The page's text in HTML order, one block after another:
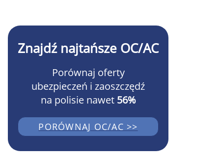
Znajdź najtańsze OC/AC
Porównaj oferty
ubezpieczeń i zaoszczędź
na polisie nawet 56%
PORÓWNAJ OC/AC >>